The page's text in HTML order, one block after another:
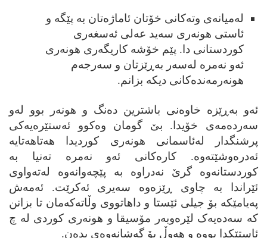
له‌میانه‌ی وته‌کانی خۆتان ئاماژه‌تان به پێگه و
ئاستی ھونه‌ری سه‌ید عه‌لی ئه‌سغه‌ری
کوردستانی دا. پێم خۆشه کاریگه‌ری ھونه‌ری
ئه‌و نه‌مره له‌سه‌ر به‌ڕێزتان و سه‌رجه‌م
ھونه‌رمه‌نده‌کانی دیکه بزانم.
ئه‌و به‌ڕێزه خاوه‌نی باشترین ده‌نگ و ھونه‌ر بوو له‌و
سه‌رده‌مه‌ی خۆیدا. بێ گومان وه‌کوو ئه‌ستێره‌یه‌کی
پرشنگدار له‌ئاسمانی ھونه‌ری کوردیدا ھه‌تاھه‌تایه
ئه‌دره‌وشێته‌وه. کاره‌کانی ئه‌و نه‌مره ته‌نیا به
کوردستانه‌وه‌ گرێ نه‌دراوه به پێچه‌وانه‌وه له‌ته‌واوی
ئێراندا به چاوی ڕێزه‌وه سه‌یری ئه‌کرێت. ئه‌مه‌ش
په‌یامێکه بۆ جیلی ئێستا و داھاتووی وڵاته‌که‌مان تا بزانن
که سه‌ده‌یه‌ک لێره‌وبه‌ر مۆسیقا و ھونه‌ری کوردی له‌ چ
ئاستێکدا بووه و ھه‌وڵ بۆ گه‌شانه‌وه‌ی بده‌ن.